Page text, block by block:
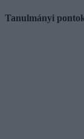
Tanulmányi